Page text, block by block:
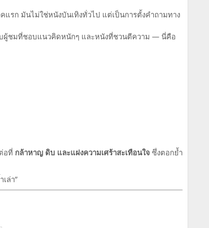
รก มันไม่ใช่หนังบันเทิงทั่วไป แต่เป็นการตั้งคำถามทาง
บผู้ชมที่ชอบแนวคิดหนักๆ และหนังที่ชวนตีความ — นี่คือ
อที่ กล้าหาญ ดิบ และแฝงความเศร้าสะเทือนใจ ซึ่งตอกย้ำ
ล่า”